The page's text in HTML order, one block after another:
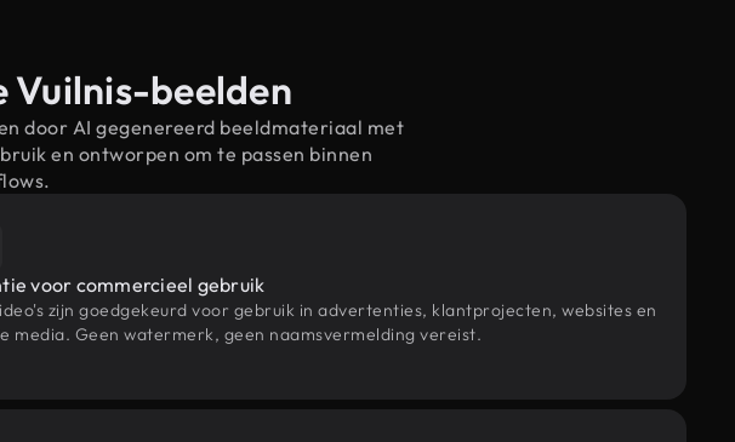
beelden
door AI gegenereerd beeldmateriaal met
en ontworpen om te passen binnen
voor commercieel gebruik
zijn goedgekeurd voor gebruik in advertenties, klantprojecten, websites en
media. Geen watermerk, geen naamsvermelding vereist.